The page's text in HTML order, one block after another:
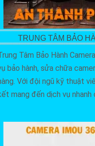
TRUNG TÂM BẢO
Tâm Bảo Hành
bảo hành, sửa chữa
Với đội ngũ kỹ thuật
mang đến dịch vụ